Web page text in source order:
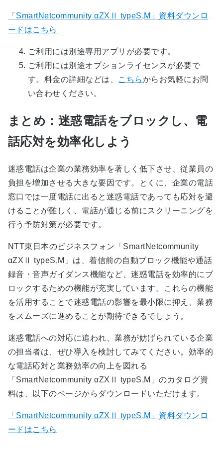
「SmartNetcommunity αZXⅡ typeS,M」資料ダウンロ
ードはこちら
ご利用には別途専用アプリが必要です。
ご利用には別途オプションライセンスが必要で
す。料金の詳細などは、
こちらからお気軽にお問
い合わせください。
まとめ：迷惑電話をブロックし、電
話応対を効率化しよう
迷惑電話は企業の業務効率を著しく低下させ、従業員の
負担を増加させる大きな要因です。とくに、企業の電話
窓口では一度電話に出ると迷惑電話であっても応対を避
けることが難しく、電話が通じる前にスクリーニングを
行う予防対策が必要です。
NTT東日本のビジネスフォン「SmartNetcommunity
αZXⅡ typeS,M」は、着信前の自動ブロック機能や通話
録音・音声ガイダンス機能など、迷惑電話を効率的にブ
ロックするための機能が充実しています。これらの機能
を活用することで迷惑電話の影響を最小限に抑え、業務
をスムーズに進めることが期待できるでしょう。
迷惑電話への対応に追われ、業務が妨げられている企業
の担当者は、ぜひ導入を検討してみてください。効率的
な電話応対と業務効率の向上を図れる
「SmartNetcommunity αZXⅡ typeS,M」のカタログ資
料は、以下のページからダウンロードいただけます。
「SmartNetcommunity αZXⅡ typeS,M」資料ダウンロ
ードはこちら